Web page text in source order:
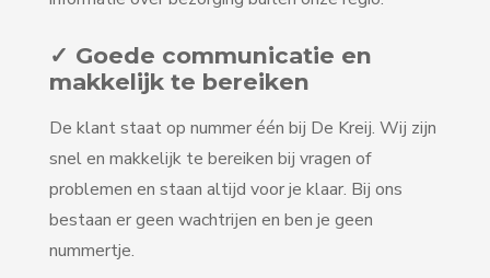
✓ Goede communicatie en
makkelijk te bereiken
De klant staat op nummer één bij De Kreij. Wij zijn
snel en makkelijk te bereiken bij vragen of
problemen en staan altijd voor je klaar. Bij ons
bestaan er geen wachtrijen en ben je geen
nummertje.